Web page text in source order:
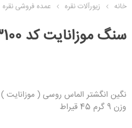
خانه زیورآلات نقره عمده فروشی نقره
سنگ موزانایت کد 43100
نگین انگشتر الماس روسی (
وزن 9 گرم 45 قیراط